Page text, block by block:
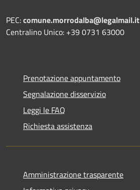
PEC:comune.morrodalba@legalmail.it
Centralino Unico: +39 0731 63000
Prenotazione appuntamento
Segnalazione disservizio
Leggi le FAQ
Richiesta assistenza
Amministrazione trasparente